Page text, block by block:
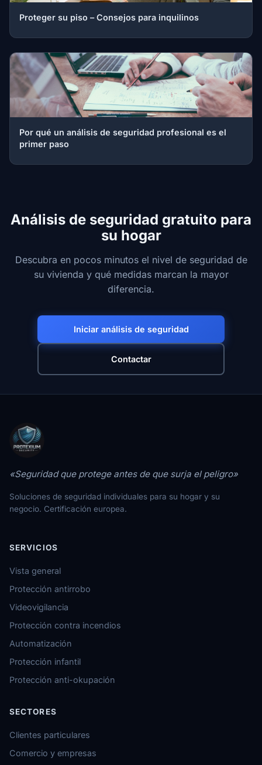
Proteger su piso – Consejos para inquilinos
Por qué un análisis de seguridad profesional es el
primer paso
Análisis de seguridad gratuito para
su hogar
Descubra en pocos minutos el nivel de seguridad de
su vivienda y qué medidas marcan la mayor
diferencia.
Iniciar análisis de seguridad
Contactar
«Seguridad que protege antes de que surja el peligro»
Soluciones de seguridad individuales para su hogar y su
negocio. Certificación europea.
SERVICIOS
Vista general
Protección antirrobo
Videovigilancia
Protección contra incendios
Automatización
Protección infantil
Protección anti-okupación
SECTORES
Clientes particulares
Comercio y empresas